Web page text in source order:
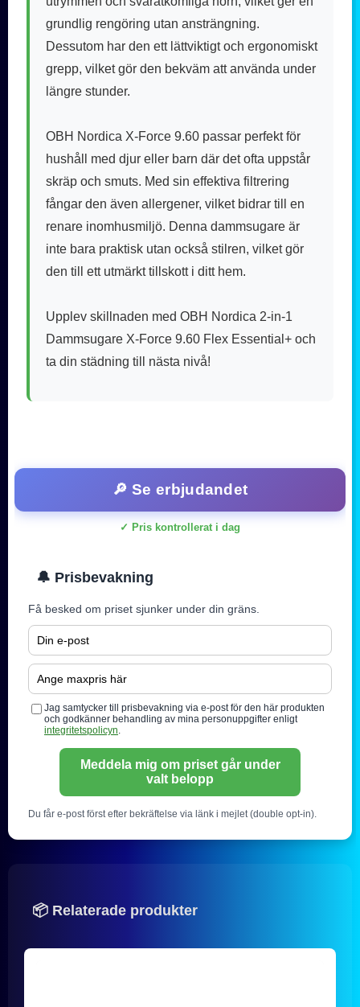
grundlig rengöring utan ansträngning.
Dessutom har den ett lättviktigt och ergonomiskt
grepp, vilket gör den bekväm att använda under
längre stunder.
OBH Nordica X-Force 9.60 passar perfekt för
hushåll med djur eller barn där det ofta uppstår
skräp och smuts. Med sin effektiva filtrering
fångar den även allergener, vilket bidrar till en
renare inomhusmiljö. Denna dammsugare är
inte bara praktisk utan också stilren, vilket gör
den till ett utmärkt tillskott i ditt hem.
Upplev skillnaden med OBH Nordica 2-in-1
Dammsugare X-Force 9.60 Flex Essential+ och
ta din städning till nästa nivå!
🔎 Se erbjudandet
✓ Pris kontrollerat i dag
🔔 Prisbevakning
Få besked om priset sjunker under din gräns.
Jag samtycker till prisbevakning via e-post för den här produkten
och godkänner behandling av mina personuppgifter enligt
integritetspolicyn.
Meddela mig om priset går under
valt belopp
Du får e-post först efter bekräftelse via länk i mejlet (double opt-in).
📦 Relaterade produkter